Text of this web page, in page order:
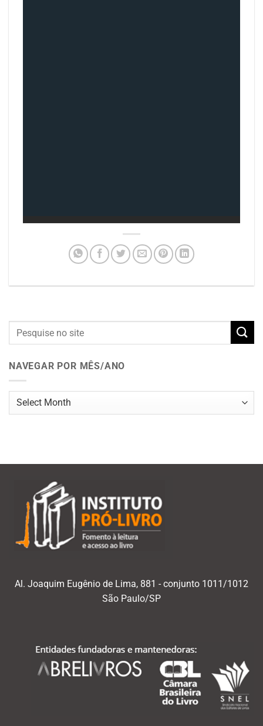
NAVEGAR POR MÊS/ANO
Navegar
Al. Joaquim Eugênio de Lima, 881 - conjunto 1011/1012
São Paulo/SP